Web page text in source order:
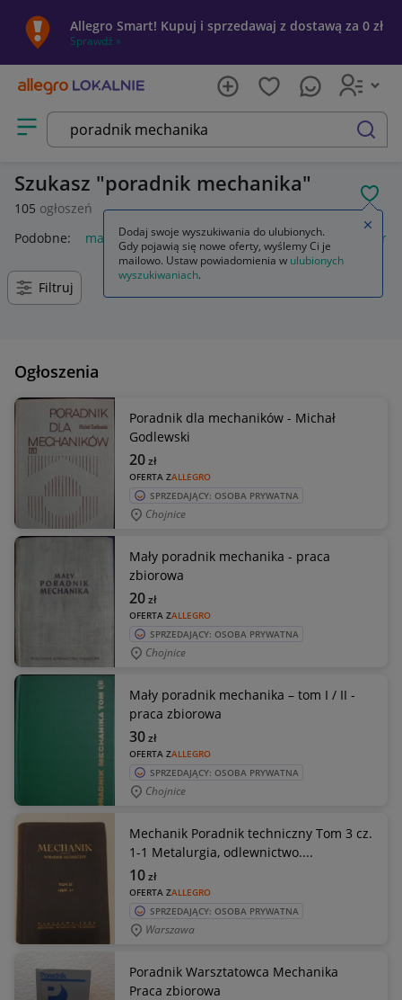
Allegro Smart! Kupuj i sprzedawaj z dostawą za 0 zł
Sprawdź »
Otwórz menu z kategoriami
szukaj
Szukasz poradnik mechanika
105 ogłoszeń
Podobne: mały poradnik mechanika poradnik mechanika rea
Filtruj
Ogłoszenia
Poradnik dla mechaników - Michał
Godlewski
OFERTA ZALLEGRO
20zł
SPRZEDAJĄCY: OSOBA PRYWATNA
Chojnice
Mały poradnik mechanika - praca
zbiorowa
OFERTA ZALLEGRO
20zł
SPRZEDAJĄCY: OSOBA PRYWATNA
Chojnice
Mały poradnik mechanika – tom I / II -
praca zbiorowa
OFERTA ZALLEGRO
30zł
SPRZEDAJĄCY: OSOBA PRYWATNA
Chojnice
Mechanik Poradnik techniczny Tom 3 cz.
1-1 Metalurgia, odlewnictwo....
OFERTA ZALLEGRO
10zł
SPRZEDAJĄCY: OSOBA PRYWATNA
Warszawa
Poradnik Warsztatowca Mechanika
Praca zbiorowa
Dodaj swoje wyszukiwania do ulubionych.
Gdy pojawią się nowe oferty, wyślemy Ci je
mailowo. Ustaw powiadomienia w ulubionych
wyszukiwaniach.